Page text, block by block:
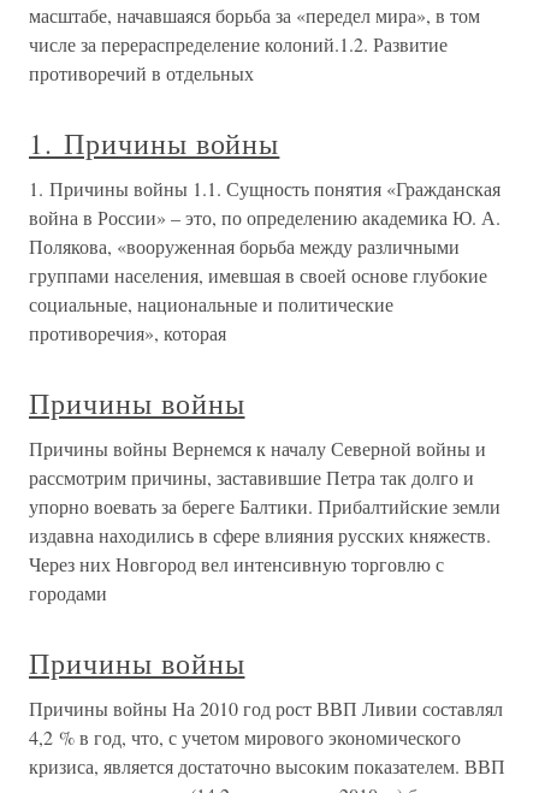
масштабе, начавшаяся борьба за «передел мира», в том
числе за перераспределение колоний.1.2. Развитие
противоречий в отдельных
1. Причины войны
1. Причины войны 1.1. Сущность понятия «Гражданская
война в России» – это, по определению академика Ю. А.
Полякова, «вооруженная борьба между различными
группами населения, имевшая в своей основе глубокие
социальные, национальные и политические
противоречия», которая
Причины войны
Причины войны Вернемся к началу Северной войны и
рассмотрим причины, заставившие Петра так долго и
упорно воевать за береге Балтики. Прибалтийские земли
издавна находились в сфере влияния русских княжеств.
Через них Новгород вел интенсивную торговлю с
городами
Причины войны
Причины войны На 2010 год рост ВВП Ливии составлял
4,2 % в год, что, с учетом мирового экономического
кризиса, является достаточно высоким показателем. ВВП